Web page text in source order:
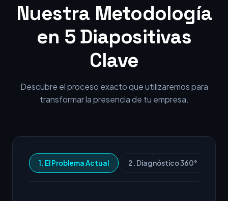
Nuestra Metodología
en 5 Diapositivas
Clave
Descubre el proceso exacto que utilizaremos para
transformar la presencia de tu empresa.
1. El Problema Actual 2. Diagnóstico 360°